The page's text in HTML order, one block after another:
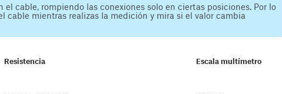
el cable, rompiendo las conexiones solo en ciertas posiciones. Por lo
cable mientras realizas la medición y mira si el valor cambia
Resistencia Escala multímetro